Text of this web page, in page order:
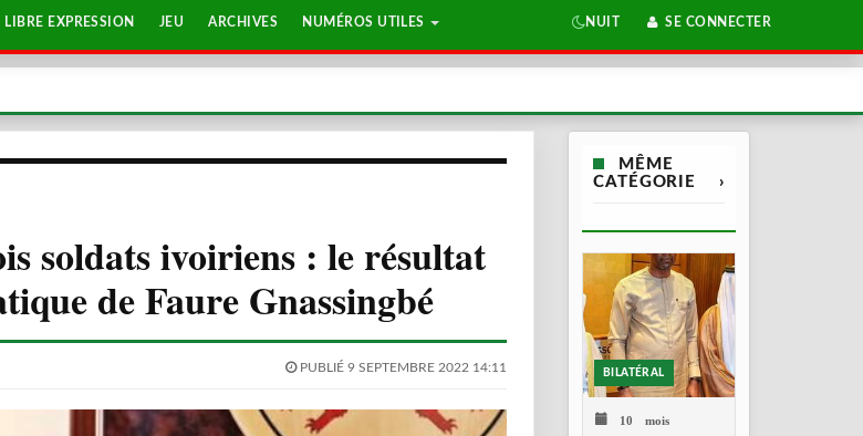
LIBRE EXPRESSION JEU ARCHIVES NUMÉROS UTILES NUIT SE CONNECTER
soldats ivoiriens : le résultat
de Faure Gnassingbé
PUBLIÉ 9 SEPTEMBRE 2022 14:11
MÊME
CATÉGORIE
›
BILATÉRAL
10 mois